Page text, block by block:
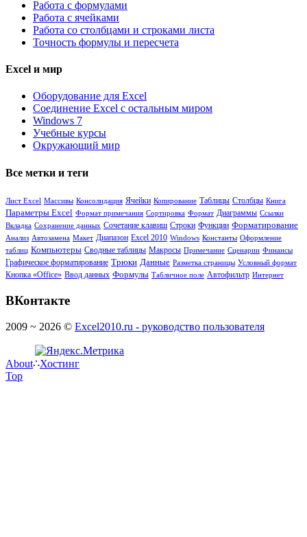
Работа с формулами
Работа с ячейками
Работа со столбцами и строками листа
Точность формулы и пересчета
Excel и мир
Оборудование для Excel
Соединение Excel с остальным миром
Windows 7
Учебные курсы
Окружающий мир
Все метки и теги
Лист Excel Массивы Консолидация Ячейки Копирование Таблицы Столбцы Книга
Параметры Excel Формат примечания Сортировка Формат Диаграммы Ссылки
Вкладка Сохранение данных Сочетание клавиш Строки Функции Форматирование
Анализ Автозамена Макет Диапазон Excel 2010 Windows Константы Оформление
таблиц Компьютеры Сводные таблицы Макросы Примечание Сценарии Финансы
Графическое форматирование Трюки Данные Разметка страницы Условный формат
Кнопка «Office» Ввод данных Формулы Табличное поле Автофильтр Интернет
ВКонтакте
2009 ~ 2026 © Excel2010.ru - руководство пользователя
About∴Хостинг
Top